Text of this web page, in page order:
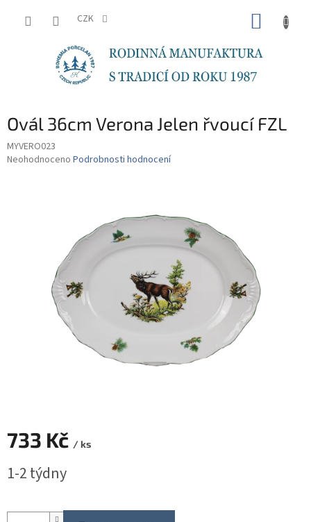
CZK
Ovál 36cm Verona Jelen řvoucí FZL
MYVERO023
Průměrné
Neohodnoceno Podrobnosti hodnocení
733 Kč / ks
cena:
1-2 týdny